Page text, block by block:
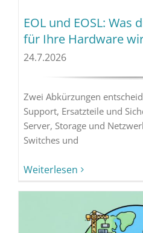
EOL und EOSL: Was
für Ihre Hardware
24.7.2026
Zwei Abkürzungen
Support, Ersatzteile und
Server, Storage und
Switches und
Weiterlesen